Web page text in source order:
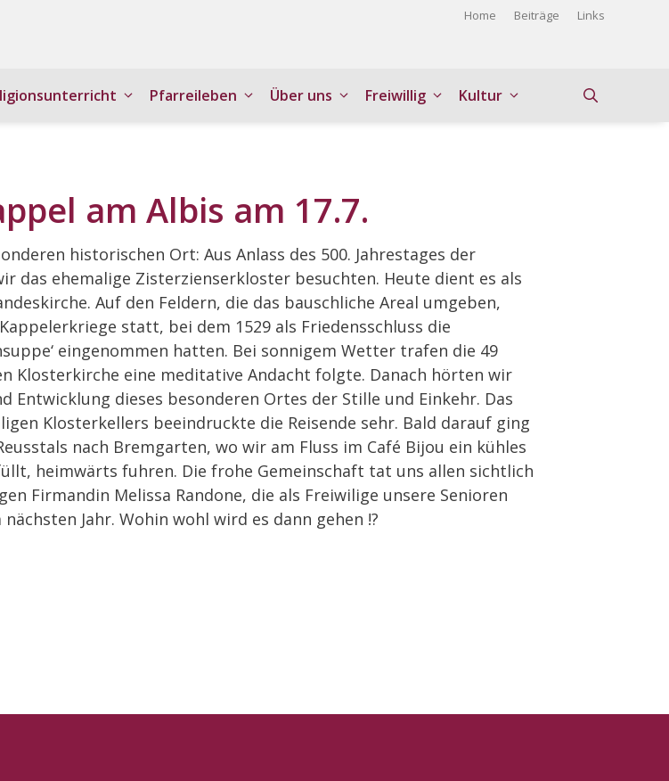
Home Beiträge Links
Pfarreileben Über uns Freiwillig Kultur
am Albis am 17.7.
historischen Ort: Aus Anlass des 500. Jahrestages der
das ehemalige Zisterzienserkloster besuchten. Heute dient es als
Auf den Feldern, die das bauschliche Areal umgeben,
statt, bei dem 1529 als Friedensschluss die
eingenommen hatten. Bei sonnigem Wetter trafen die 49
Klosterkirche eine meditative Andacht folgte. Danach hörten wir
dieses besonderen Ortes der Stille und Einkehr. Das
Klosterkellers beeindruckte die Reisende sehr. Bald darauf ging
nach Bremgarten, wo wir am Fluss im Café Bijou ein kühles
heimwärts fuhren. Die frohe Gemeinschaft tat uns allen sichtlich
Firmandin Melissa Randone, die als Freiwilige unsere Senioren
Jahr. Wohin wohl wird es dann gehen !?